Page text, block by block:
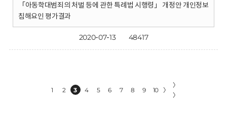
「아동학대범죄의 처벌 등에 관한 특례법 시행령」 개정안 개인정보
침해요인 평가결과
2020-07-13 48417
1 2 3 4 5 6 7 8 9 10 〉
〉
〉